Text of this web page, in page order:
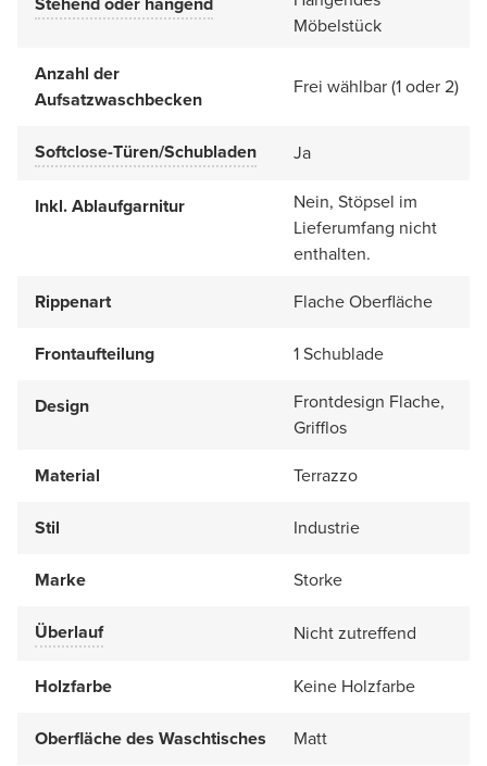
Möbelstück
Anzahl der
Aufsatzwaschbecken
Frei wählbar (1 oder 2)
Softclose-Türen/Schubladen Ja
Inkl. Ablaufgarnitur
Nein, Stöpsel im
Lieferumfang nicht
enthalten.
Rippenart
Flache Oberfläche
Frontaufteilung 1 Schublade
Design
Frontdesign Flache,
Grifflos
Material
Terrazzo
Stil Industrie
Marke Storke
Überlauf Nicht zutreffend
Holzfarbe Keine Holzfarbe
Oberfläche des Waschtisches Matt